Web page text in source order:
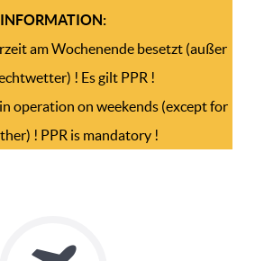
INFORMATION:
am Wochenende besetzt (außer
! Es gilt PPR !
operation on weekends (except for
! PPR is mandatory !